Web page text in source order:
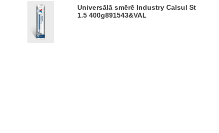
Universālā smērē Industry Calsul St
1.5 400g891543&VAL